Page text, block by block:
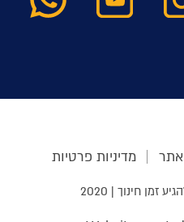
מדיניות פרטיות
זמן חינוך | 2020